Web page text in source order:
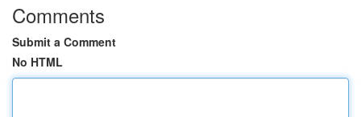
Comments
Submit a Comment
No HTML